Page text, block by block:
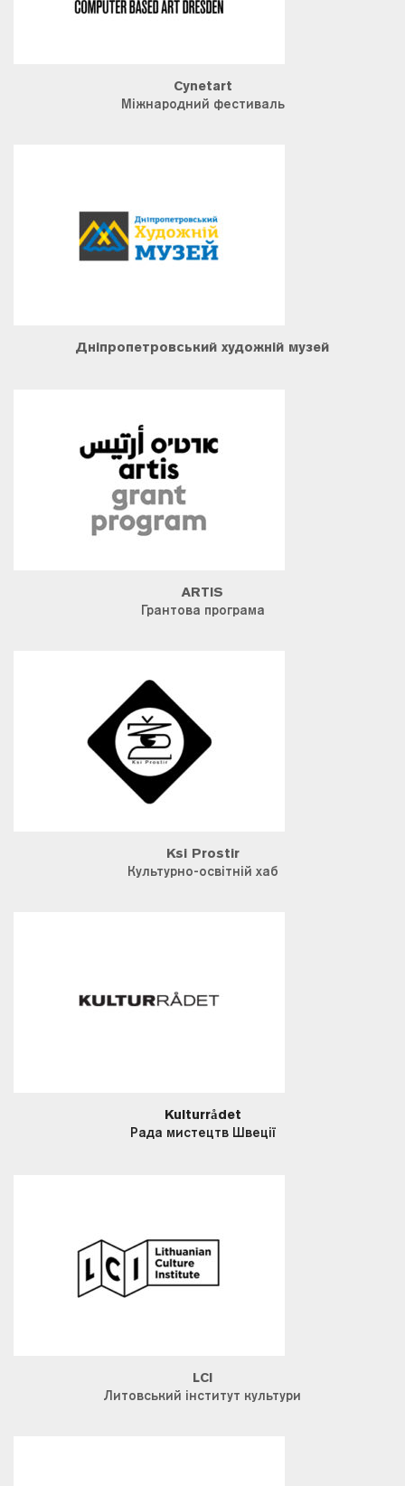
Cynetart
Міжнародний фестиваль
Дніпропетровський художній музей
ARTIS
Грантова програма
Ksi Prostir
Культурно-освітній хаб
Kulturrådet
Рада мистецтв Швеції
LCI
Литовський інститут культури